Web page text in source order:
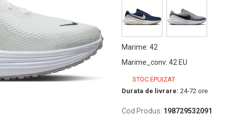
Marime: 42
Marime_conv: 42 EU
STOC EPUIZAT
Durata de livrare: 24-72 ore
Cod Produs: 198729532091